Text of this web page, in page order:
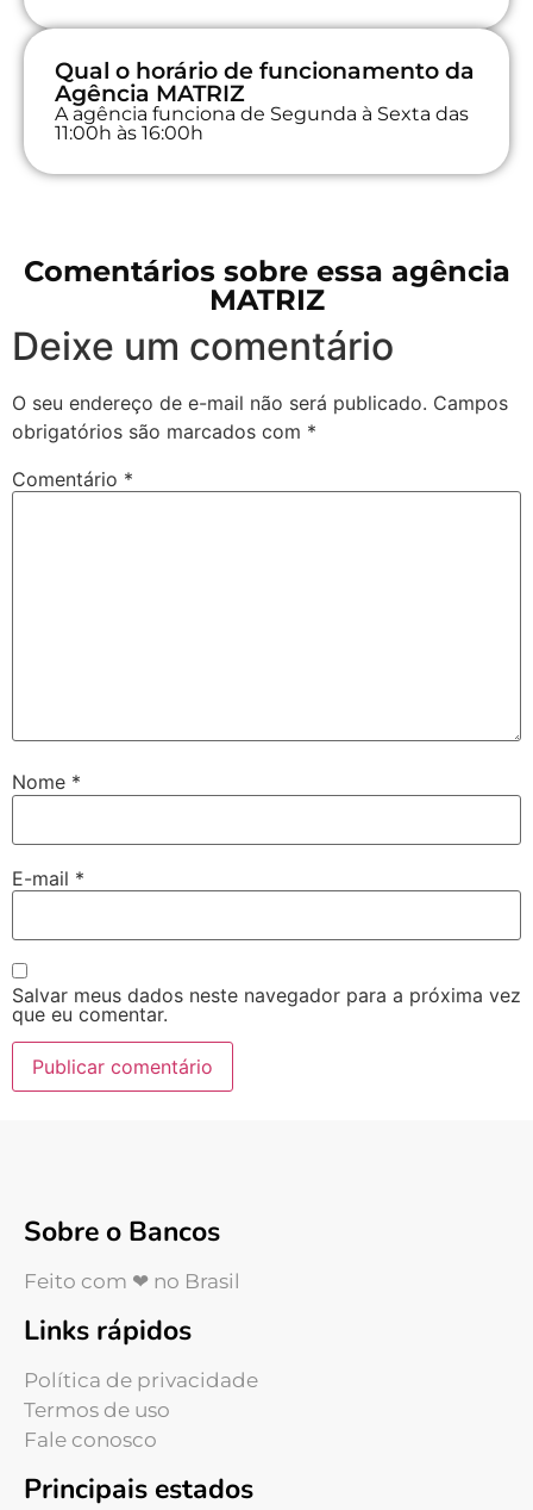
Qual o horário de funcionamento da
Agência MATRIZ
A agência funciona de Segunda à Sexta das
11:00h às 16:00h
Comentários sobre essa agência
MATRIZ
Deixe um comentário
O seu endereço de e-mail não será publicado. Campos
obrigatórios são marcados com *
Comentário *
Nome *
E-mail *
Salvar meus dados neste navegador para a próxima vez
que eu comentar.
Sobre o Bancos
Feito com ❤ no Brasil
Links rápidos
Política de privacidade
Termos de uso
Fale conosco
Principais estados